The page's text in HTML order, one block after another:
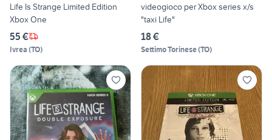
Life Is Strange Limited Edition
Xbox One
55 €
Ivrea (TO)
videogioco per Xbox series x/s
"taxi Life"
18 €
Settimo Torinese(TO)